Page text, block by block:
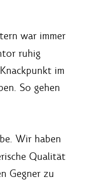
war immer
ruhig
im
So gehen
Wir haben
Qualität
Gegner zu